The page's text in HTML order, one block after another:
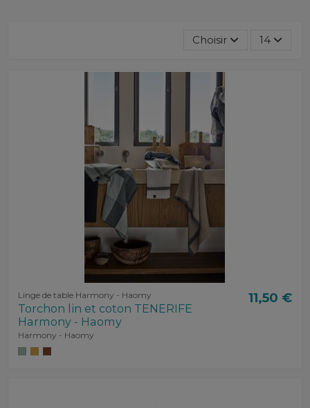
Choisir 14
Linge de table Harmony - Haomy
Torchon lin et coton TENERIFE
Harmony - Haomy
Harmony - Haomy
11,50 €